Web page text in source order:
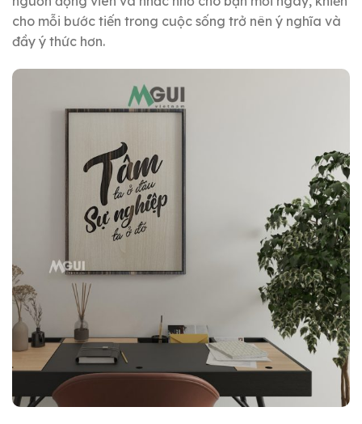
cho mỗi bước tiến trong cuộc sống trở nên ý nghĩa và
đầy ý thức hơn.